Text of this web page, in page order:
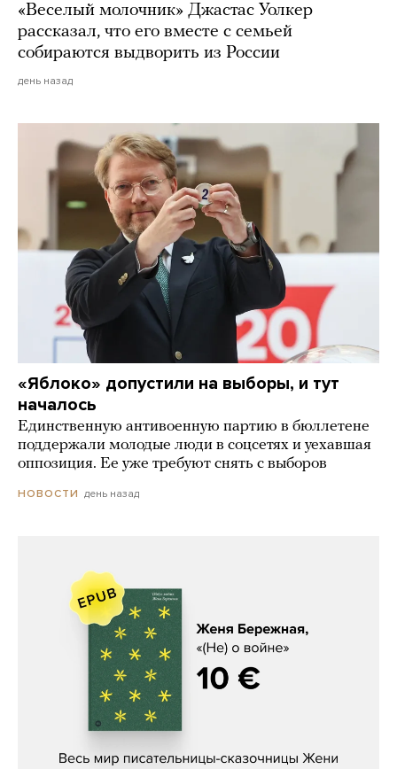
«Веселый молочник» Джастас Уолкер
рассказал, что его вместе с семьей
собираются выдворить из России
день назад
«Яблоко» допустили на выборы, и тут
началось
Единственную антивоенную партию в бюллетене
поддержали молодые люди в соцсетях и уехавшая
оппозиция. Ее уже требуют снять с выборов
НОВОСТИ день назад
Женя Бережная, «(Не) о войне»